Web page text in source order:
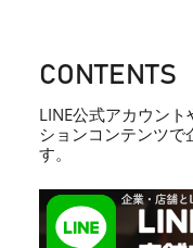
CONTENTS
LINE公式アカウン
ションコンテンツで
す。